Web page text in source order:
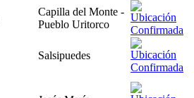
Capilla del Monte -
Pueblo Uritorco
Salsipuedes